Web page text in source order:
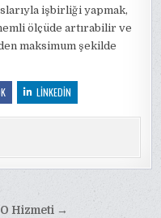
işbirliği yapmak,
ölçüde artırabilir ve
maksimum şekilde
LINKEDIN
Hizmeti →